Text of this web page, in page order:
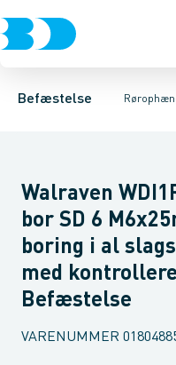
Befæstelse
Bolte & sætskruer
Elforzinket- &
Gevindstænger
Walraven
bor SD 6
boring i al
med
Befæstelse
VARENUMMER